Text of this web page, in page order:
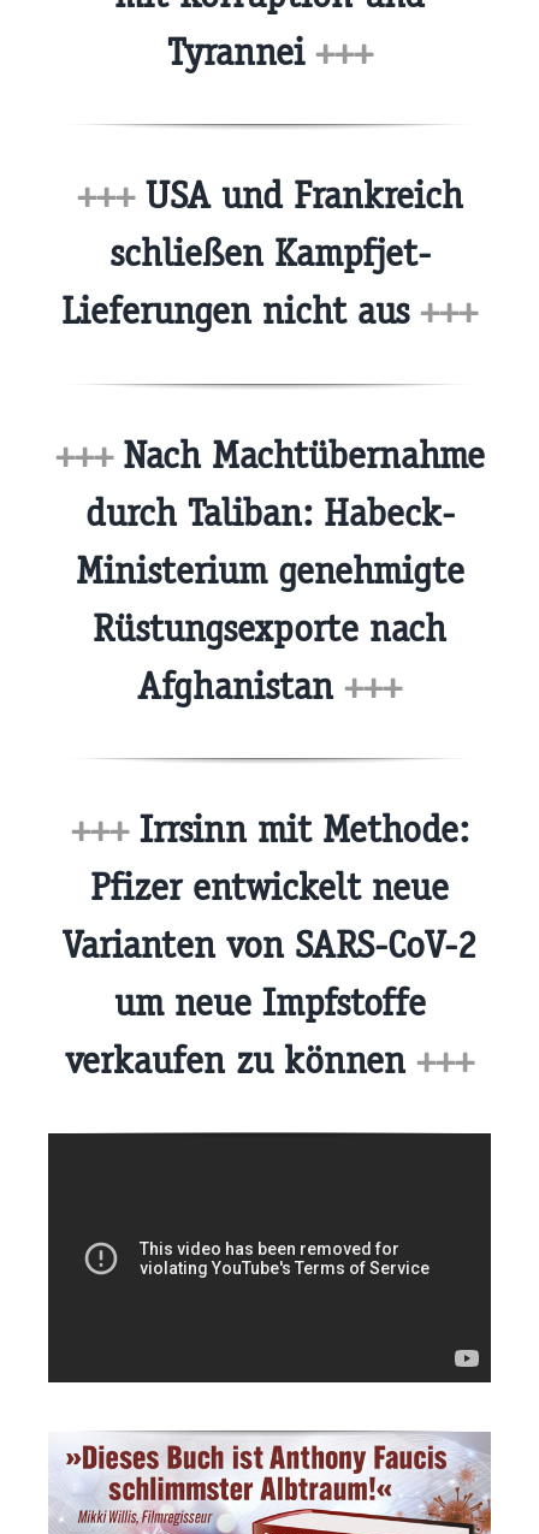
Tyrannei +++
+++USA und Frankreich
schließen Kampfjet-
Lieferungen nicht aus +++
+++Nach Machtübernahme
durch Taliban: Habeck-
Ministerium genehmigte
Rüstungsexporte nach
Afghanistan +++
+++Irrsinn mit Methode:
Pfizer entwickelt neue
Varianten von SARS-CoV-2
um neue Impfstoffe
verkaufen zu können +++